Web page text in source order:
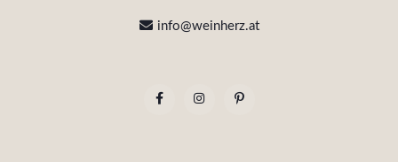
info@weinherz.at